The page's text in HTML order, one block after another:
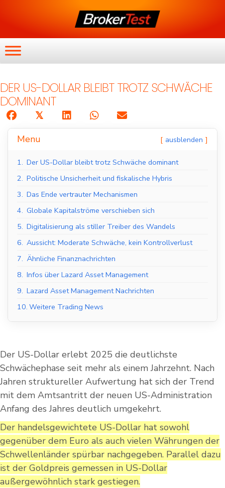
DER US-DOLLAR BLEIBT TROTZ SCHWÄCHE
DOMINANT
𝕏
Menu ausblenden
1. Der US-Dollar bleibt trotz Schwäche dominant
2. Politische Unsicherheit und fiskalische Hybris
3. Das Ende vertrauter Mechanismen
4. Globale Kapitalströme verschieben sich
5. Digitalisierung als stiller Treiber des Wandels
6. Aussicht: Moderate Schwäche, kein Kontrollverlust
7. Ähnliche Finanznachrichten
8. Infos über Lazard Asset Management
9. Lazard Asset Management Nachrichten
10. Weitere Trading News
Der US-Dollar erlebt 2025 die deutlichste
Schwächephase seit mehr als einem Jahrzehnt. Nach
Jahren struktureller Aufwertung hat sich der Trend
mit dem Amtsantritt der neuen US-Administration
Anfang des Jahres deutlich umgekehrt.
Der handelsgewichtete US-Dollar hat sowohl
gegenüber dem Euro als auch vielen Währungen der
Schwellenländer spürbar nachgegeben. Parallel dazu
ist der Goldpreis gemessen in US-Dollar
außergewöhnlich stark gestiegen.